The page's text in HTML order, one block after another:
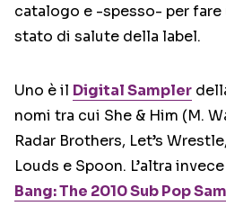
catalogo e -spesso- per fare
stato di salute della label.
Uno è il Digital Sampler
nomi tra cui She & Him (M.
Radar Brothers, Let’s
Louds e Spoon. L’altra
Bang: The 2010 Sub Pop